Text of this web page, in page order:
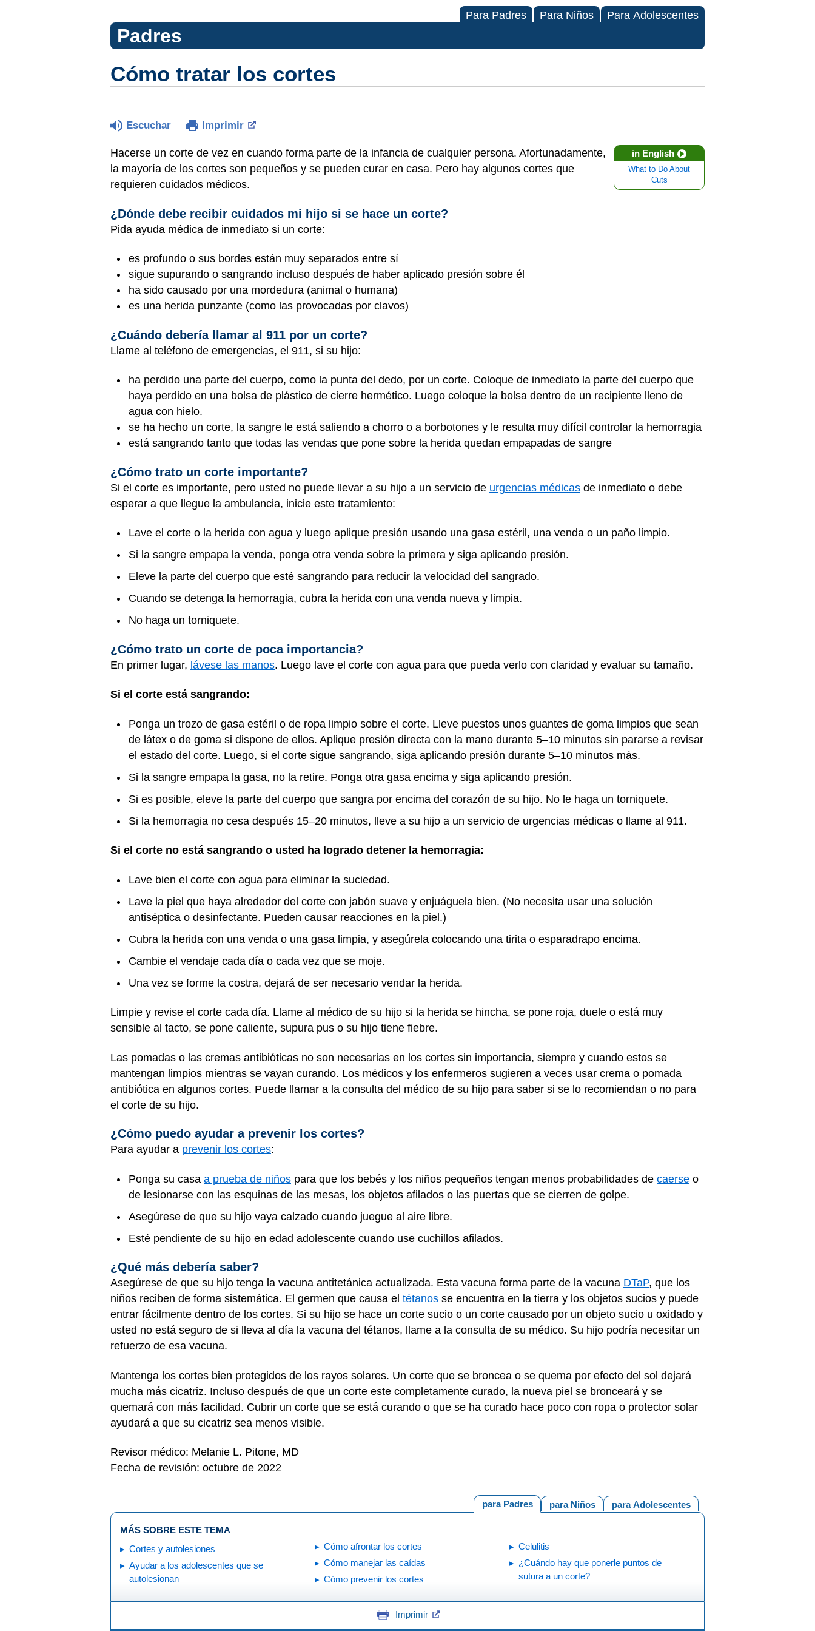
Para Padres Para Niños Para Adolescentes
Padres
Cómo tratar los cortes
Escuchar Imprimir
in English
What to Do About
Cuts
Hacerse un corte de vez en cuando forma parte de la infancia de cualquier persona. Afortunadamente,
la mayoría de los cortes son pequeños y se pueden curar en casa. Pero hay algunos cortes que
requieren cuidados médicos.
¿Dónde debe recibir cuidados mi hijo si se hace un corte?
Pida ayuda médica de inmediato si un corte:
es profundo o sus bordes están muy separados entre sí
sigue supurando o sangrando incluso después de haber aplicado presión sobre él
ha sido causado por una mordedura (animal o humana)
es una herida punzante (como las provocadas por clavos)
¿Cuándo debería llamar al 911 por un corte?
Llame al teléfono de emergencias, el 911, si su hijo:
ha perdido una parte del cuerpo, como la punta del dedo, por un corte. Coloque de inmediato la parte del cuerpo que
haya perdido en una bolsa de plástico de cierre hermético. Luego coloque la bolsa dentro de un recipiente lleno de
agua con hielo.
se ha hecho un corte, la sangre le está saliendo a chorro o a borbotones y le resulta muy difícil controlar la hemorragia
está sangrando tanto que todas las vendas que pone sobre la herida quedan empapadas de sangre
¿Cómo trato un corte importante?
Si el corte es importante, pero usted no puede llevar a su hijo a un servicio de urgencias médicas de inmediato o debe
esperar a que llegue la ambulancia, inicie este tratamiento:
Lave el corte o la herida con agua y luego aplique presión usando una gasa estéril, una venda o un paño limpio.
Si la sangre empapa la venda, ponga otra venda sobre la primera y siga aplicando presión.
Eleve la parte del cuerpo que esté sangrando para reducir la velocidad del sangrado.
Cuando se detenga la hemorragia, cubra la herida con una venda nueva y limpia.
No haga un torniquete.
¿Cómo trato un corte de poca importancia?
En primer lugar, lávese las manos. Luego lave el corte con agua para que pueda verlo con claridad y evaluar su tamaño.
Si el corte está sangrando:
Ponga un trozo de gasa estéril o de ropa limpio sobre el corte. Lleve puestos unos guantes de goma limpios que sean
de látex o de goma si dispone de ellos. Aplique presión directa con la mano durante 5–10 minutos sin pararse a revisar
el estado del corte. Luego, si el corte sigue sangrando, siga aplicando presión durante 5–10 minutos más.
Si la sangre empapa la gasa, no la retire. Ponga otra gasa encima y siga aplicando presión.
Si es posible, eleve la parte del cuerpo que sangra por encima del corazón de su hijo. No le haga un torniquete.
Si la hemorragia no cesa después 15–20 minutos, lleve a su hijo a un servicio de urgencias médicas o llame al 911.
Si el corte no está sangrando o usted ha logrado detener la hemorragia:
Lave bien el corte con agua para eliminar la suciedad.
Lave la piel que haya alrededor del corte con jabón suave y enjuáguela bien. (No necesita usar una solución
antiséptica o desinfectante. Pueden causar reacciones en la piel.)
Cubra la herida con una venda o una gasa limpia, y asegúrela colocando una tirita o esparadrapo encima.
Cambie el vendaje cada día o cada vez que se moje.
Una vez se forme la costra, dejará de ser necesario vendar la herida.
Limpie y revise el corte cada día. Llame al médico de su hijo si la herida se hincha, se pone roja, duele o está muy
sensible al tacto, se pone caliente, supura pus o su hijo tiene fiebre.
Las pomadas o las cremas antibióticas no son necesarias en los cortes sin importancia, siempre y cuando estos se
mantengan limpios mientras se vayan curando. Los médicos y los enfermeros sugieren a veces usar crema o pomada
antibiótica en algunos cortes. Puede llamar a la consulta del médico de su hijo para saber si se lo recomiendan o no para
el corte de su hijo.
¿Cómo puedo ayudar a prevenir los cortes?
Para ayudar a prevenir los cortes:
Ponga su casa a prueba de niños para que los bebés y los niños pequeños tengan menos probabilidades de caerse o
de lesionarse con las esquinas de las mesas, los objetos afilados o las puertas que se cierren de golpe.
Asegúrese de que su hijo vaya calzado cuando juegue al aire libre.
Esté pendiente de su hijo en edad adolescente cuando use cuchillos afilados.
¿Qué más debería saber?
Asegúrese de que su hijo tenga la vacuna antitetánica actualizada. Esta vacuna forma parte de la vacuna DTaP, que los
niños reciben de forma sistemática. El germen que causa el tétanos se encuentra en la tierra y los objetos sucios y puede
entrar fácilmente dentro de los cortes. Si su hijo se hace un corte sucio o un corte causado por un objeto sucio u oxidado y
usted no está seguro de si lleva al día la vacuna del tétanos, llame a la consulta de su médico. Su hijo podría necesitar un
refuerzo de esa vacuna.
Mantenga los cortes bien protegidos de los rayos solares. Un corte que se broncea o se quema por efecto del sol dejará
mucha más cicatriz. Incluso después de que un corte este completamente curado, la nueva piel se bronceará y se
quemará con más facilidad. Cubrir un corte que se está curando o que se ha curado hace poco con ropa o protector solar
ayudará a que su cicatriz sea menos visible.
Revisor médico: Melanie L. Pitone, MD
Fecha de revisión: octubre de 2022
para Adolescentes
para Niños
para Padres
MÁS SOBRE ESTE TEMA
Cortes y autolesiones
Ayudar a los adolescentes que se
autolesionan
Cómo afrontar los cortes
Cómo manejar las caídas
Cómo prevenir los cortes
Celulitis
¿Cuándo hay que ponerle puntos de
sutura a un corte?
Imprimir